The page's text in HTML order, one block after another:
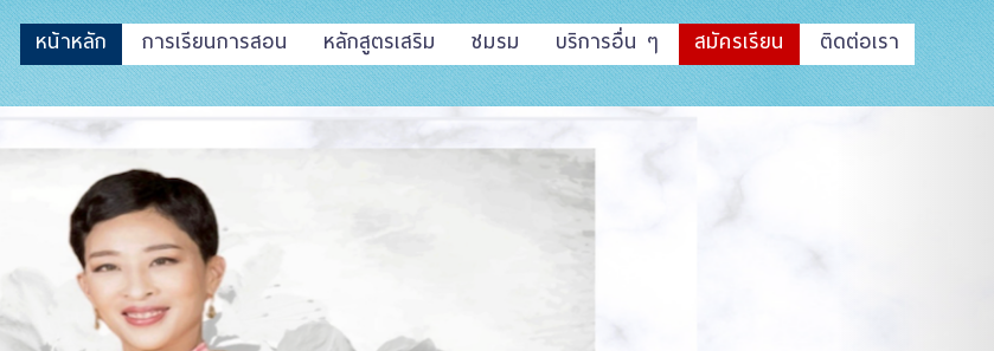
หน้าหลัก การเรียนการสอน หลักสูตรเสริม ชมรม บริการอื่น ๆ สมัครเรียน ติดต่อเรา